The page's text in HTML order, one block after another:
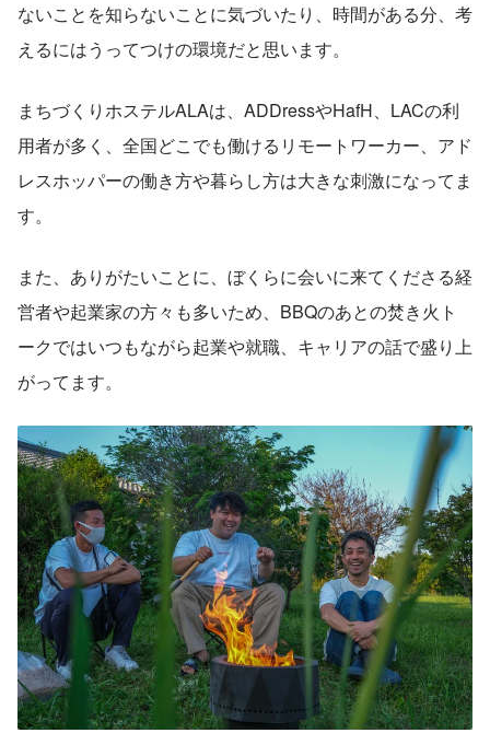
ないことを知らないことに気づいたり、時間がある分、考
えるにはうってつけの環境だと思います。
まちづくりホステルALAは、ADDressやHafH、LACの利
用者が多く、全国どこでも働けるリモートワーカー、アド
レスホッパーの働き方や暮らし方は大きな刺激になってま
す。
また、ありがたいことに、ぼくらに会いに来てくださる経
営者や起業家の方々も多いため、BBQのあとの焚き火ト
ークではいつもながら起業や就職、キャリアの話で盛り上
がってます。